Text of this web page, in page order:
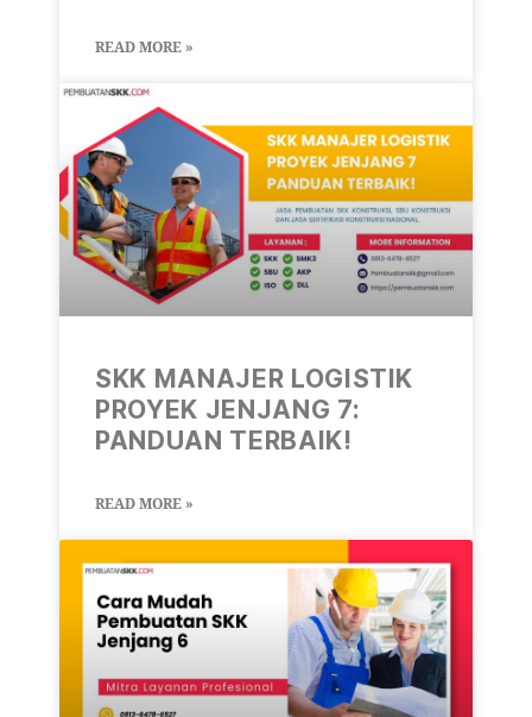
READ MORE »
SKK MANAJER LOGISTIK
PROYEK JENJANG 7:
PANDUAN TERBAIK!
READ MORE »